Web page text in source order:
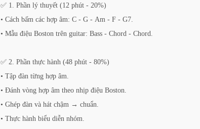
✅ 1. Phần lý thuyết (12 phút - 20%)
• Cách bấm các hợp âm: C - G - Am - F - G7.
• Mẫu điệu Boston trên guitar: Bass - Chord - Chord.
✅ 2. Phần thực hành (48 phút - 80%)
• Tập đàn từng hợp âm.
• Đánh vòng hợp âm theo nhịp điệu Boston.
• Ghép đàn và hát chậm → chuẩn.
• Thực hành biểu diễn nhóm.